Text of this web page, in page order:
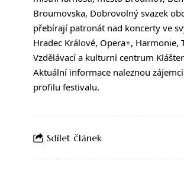
Broumovska, Dobrovolný svazek
přebírají patronát nad koncerty ve
Hradec Králové, Opera+, Harmonie,
Vzdělávací a kulturní centrum
Aktuální informace naleznou
profilu festivalu.
Sdílet článek